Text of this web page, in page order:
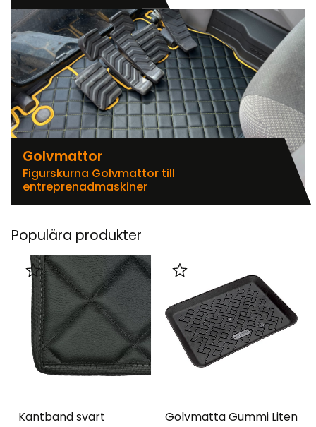
Golvmattor
Figurskurna Golvmattor till
entreprenadmaskiner
Populära produkter
Kantband svart
Lägg till i favoriter
Golvmatta Gummi Liten
Lägg till i favoriter